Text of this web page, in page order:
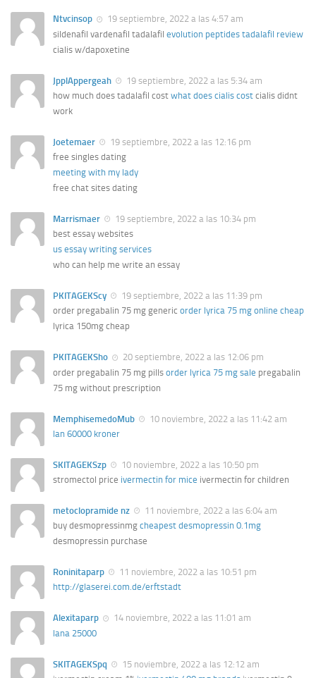
Ntvcinsop
19 septiembre, 2022 a las 4:57 am
sildenafil vardenafil tadalafil evolution peptides tadalafil review
cialis w/dapoxetine
JpplAppergeah
19 septiembre, 2022 a las 5:34 am
how much does tadalafil cost what does cialis cost cialis didnt
work
Joetemaer
19 septiembre, 2022 a las 12:16 pm
free singles dating
meeting with my lady
free chat sites dating
Marrismaer
19 septiembre, 2022 a las 10:34 pm
best essay websites
us essay writing services
who can help me write an essay
PKITAGEKScy
19 septiembre, 2022 a las 11:39 pm
order pregabalin 75 mg generic order lyrica 75 mg online cheap
lyrica 150mg cheap
PKITAGEKSho
20 septiembre, 2022 a las 12:06 pm
order pregabalin 75 mg pills order lyrica 75 mg sale pregabalin
75 mg without prescription
MemphisemedoMub
10 noviembre, 2022 a las 11:42 am
lan 60000 kroner
SKITAGEKSzp
10 noviembre, 2022 a las 10:50 pm
stromectol price ivermectin for mice ivermectin for children
metoclopramide nz
11 noviembre, 2022 a las 6:04 am
buy desmopressinmg cheapest desmopressin 0.1mg
desmopressin purchase
Roninitaparp
11 noviembre, 2022 a las 10:51 pm
http://glaserei.com.de/erftstadt
Alexitaparp
14 noviembre, 2022 a las 11:01 am
lana 25000
SKITAGEKSpq
15 noviembre, 2022 a las 12:12 am